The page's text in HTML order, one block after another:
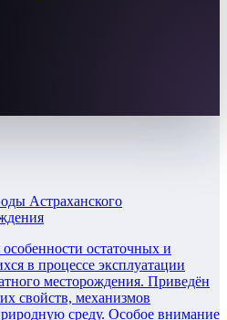
Астраханского
остаточных и
в процессе эксплуатации
месторождения. Приведён
свойств, механизмов
среду. Особое внимание